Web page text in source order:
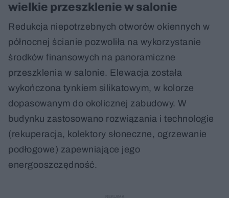
wielkie przeszklenie w salonie
Redukcja niepotrzebnych otworów okiennych w
północnej ścianie pozwoliła na wykorzystanie
środków finansowych na panoramiczne
przeszklenia w salonie. Elewacja została
wykończona tynkiem silikatowym, w kolorze
dopasowanym do okolicznej zabudowy. W
budynku zastosowano rozwiązania i technologie
(rekuperacja, kolektory słoneczne, ogrzewanie
podłogowe) zapewniające jego
energooszczędność.